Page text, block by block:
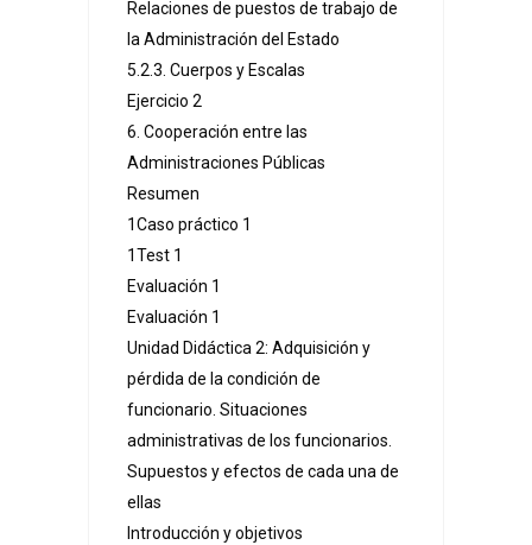
Relaciones de puestos de trabajo de
la Administración del Estado
5.2.3. Cuerpos y Escalas
Ejercicio 2
6. Cooperación entre las
Administraciones Públicas
Resumen
1Caso práctico 1
1Test 1
Evaluación 1
Evaluación 1
Unidad Didáctica 2: Adquisición y
pérdida de la condición de
funcionario. Situaciones
administrativas de los funcionarios.
Supuestos y efectos de cada una de
ellas
Introducción y objetivos